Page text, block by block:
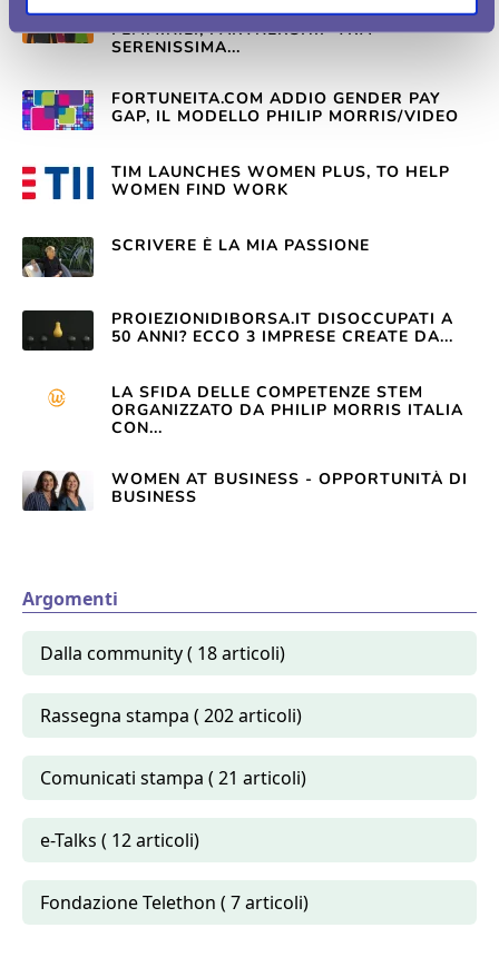
ECONOMIAFINANZA.EU COMPETENZE
FEMMINILI, PARTNERSHIP TRA
SERENISSIMA...
FORTUNEITA.COM ADDIO GENDER PAY
GAP, IL MODELLO PHILIP MORRIS/VIDEO
TIM LAUNCHES WOMEN PLUS, TO HELP
WOMEN FIND WORK
SCRIVERE È LA MIA PASSIONE
PROIEZIONIDIBORSA.IT DISOCCUPATI A
50 ANNI? ECCO 3 IMPRESE CREATE DA...
LA SFIDA DELLE COMPETENZE STEM
ORGANIZZATO DA PHILIP MORRIS ITALIA
CON...
WOMEN AT BUSINESS - OPPORTUNITÀ DI
BUSINESS
Argomenti
Dalla community ( 18 articoli)
Rassegna stampa ( 202 articoli)
Comunicati stampa ( 21 articoli)
e-Talks ( 12 articoli)
Fondazione Telethon ( 7 articoli)